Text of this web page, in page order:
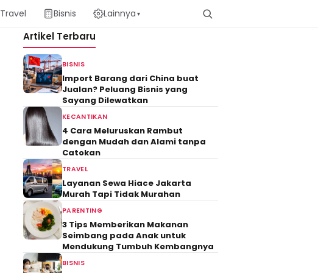
Travel Bisnis Lainnya ▾
Artikel Terbaru
BISNIS
Import Barang dari China buat
Jualan? Peluang Bisnis yang
Sayang Dilewatkan
KECANTIKAN
4 Cara Meluruskan Rambut
dengan Mudah dan Alami tanpa
Catokan
TRAVEL
Layanan Sewa Hiace Jakarta
Murah Tapi Tidak Murahan
PARENTING
3 Tips Memberikan Makanan
Seimbang pada Anak untuk
Mendukung Tumbuh Kembangnya
BISNIS